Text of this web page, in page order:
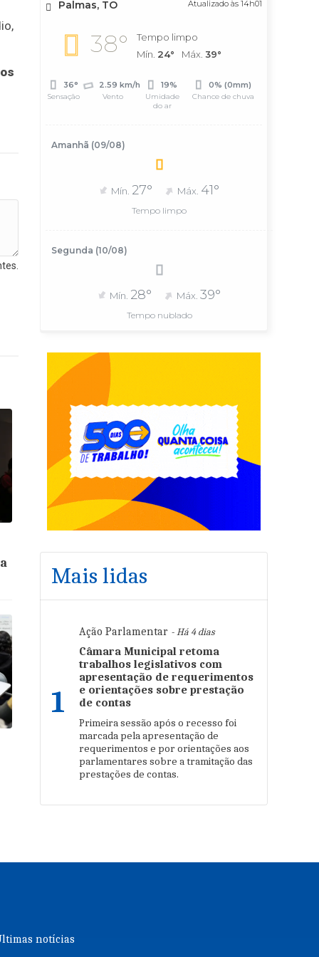
Palmas, TO Atualizado às 14h01
38°
Tempo limpo
Mín. 24° Máx. 39°
36°
Sensação
2.59 km/h
Vento
19%
Umidade
do ar
0% (0mm)
Chance de chuva
Amanhã (09/08)
Mín. 27° Máx. 41°
Tempo limpo
Segunda (10/08)
Mín. 28° Máx.39°
Tempo nublado
Mais lidas
1
Ação Parlamentar - Há 4 dias
Câmara Municipal retoma
trabalhos legislativos com
apresentação de requerimentos
e orientações sobre prestação
de contas
Primeira sessão após o recesso foi
marcada pela apresentação de
requerimentos e por orientações aos
parlamentares sobre a tramitação das
prestações de contas.
notícias